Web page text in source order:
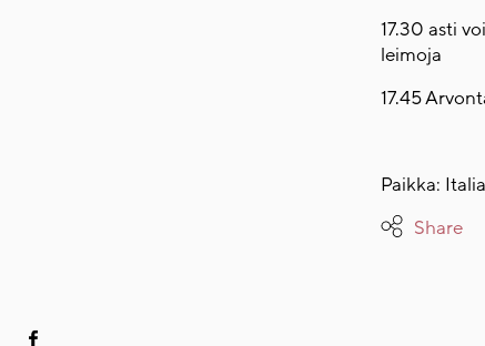
17.30 asti
leimoja
17.45
Paikka:
Share